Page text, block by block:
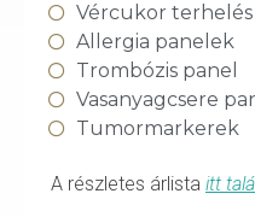
Vércukor terhelés
Allergia panelek
Trombózis panel
Vasanyagcsere
Tumormarkerek
A részletes árlista itt